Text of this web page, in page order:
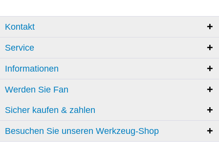
Kontakt
Service
Informationen
Werden Sie Fan
Sicher kaufen & zahlen
Besuchen Sie unseren Werkzeug-Shop